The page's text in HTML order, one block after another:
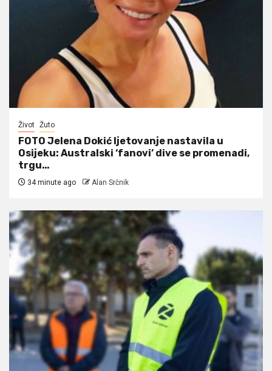
Život Žuto
FOTO Jelena Dokić ljetovanje nastavila u
Osijeku: Australski ‘fanovi’ dive se promenadi,
trgu…
34 minute ago Alan Srčnik